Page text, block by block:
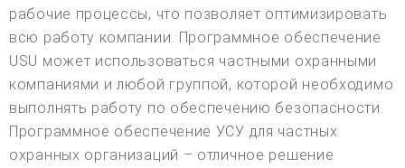
рабочие процессы, что позволяет оптимизировать
всю работу компании. Программное обеспечение
USU может использоваться частными охранными
компаниями и любой группой, которой необходимо
выполнять работу по обеспечению безопасности.
Программное обеспечение УСУ для частных
охранных организаций – отличное решение